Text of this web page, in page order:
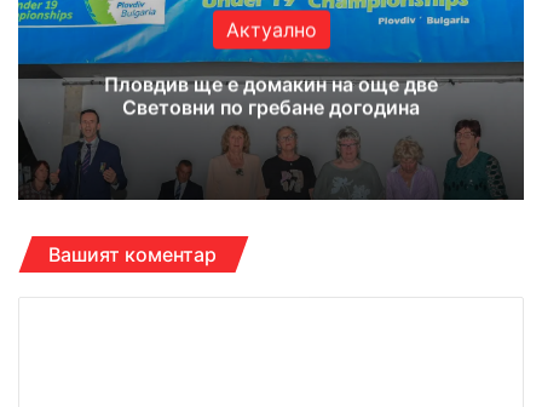
Актуално
Пловдив ще е домакин на още две
Световни по гребане догодина
Вашият коментар